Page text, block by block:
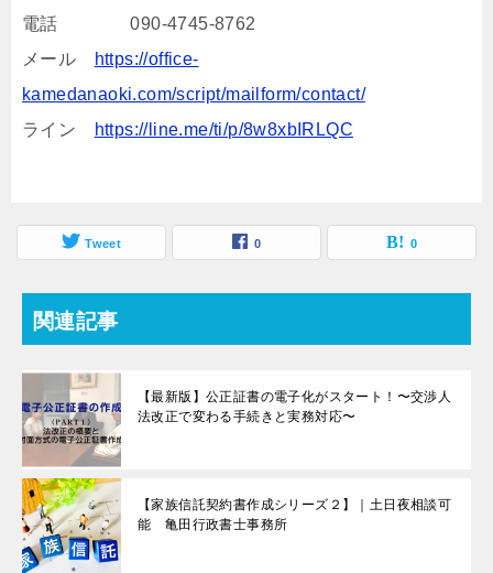
電話 090-4745-8762
メール
https://office-
kamedanaoki.com/script/mailform/contact/
ライン
https://line.me/ti/p/8w8xbIRLQC
Tweet 0 0
関連記事
【最新版】公正証書の電子化がスタート！〜交渉人
法改正で変わる手続きと実務対応〜
【家族信託契約書作成シリーズ２】｜土日夜相談可
能 亀田行政書士事務所